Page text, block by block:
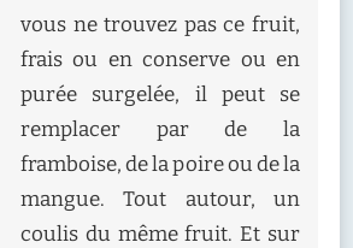
vous ne trouvez pas ce fruit,
frais ou en conserve ou en
purée surgelée, il peut se
remplacer par de la
framboise, de la poire ou de la
mangue. Tout autour, un
coulis du même fruit. Et sur